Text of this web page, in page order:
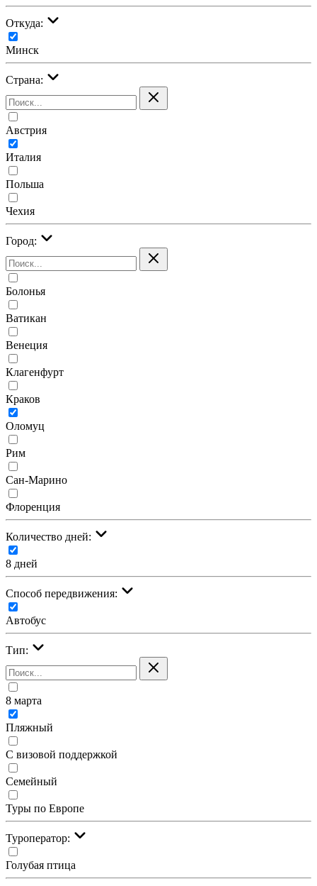
Откуда:
Минск
Страна:
Австрия
Италия
Польша
Чехия
Город:
Болонья
Ватикан
Венеция
Клагенфурт
Краков
Оломуц
Рим
Сан-Марино
Флоренция
Количество дней:
8 дней
Cпособ передвижения:
Автобус
Тип:
8 марта
Пляжный
С визовой поддержкой
Семейный
Туры по Европе
Туроператор:
Голубая птица